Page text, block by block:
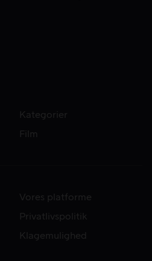
Kategorier
Film
Vores platforme
Privatlivspolitik
Klagemulighed